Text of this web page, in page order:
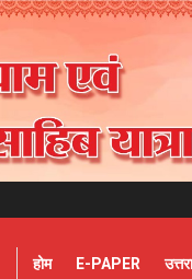
होम E-PAPER